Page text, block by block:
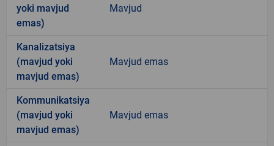
yoki mavjud
emas)
Mavjud
Kanalizatsiya
(mavjud yoki
mavjud emas)
Mavjud emas
Kommunikatsiya
(mavjud yoki
mavjud emas)
Mavjud emas